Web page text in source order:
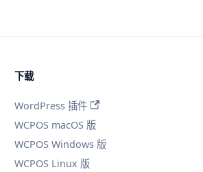
下载
WordPress 插件
WCPOS macOS 版
WCPOS Windows 版
WCPOS Linux 版